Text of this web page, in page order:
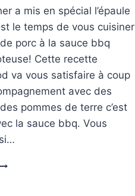
a mis en spécial l’épaule
le temps de vous cuisiner
porc à la sauce bbq
Cette recette
va vous satisfaire à coup
avec des
pommes de terre c’est
la sauce bbq. Vous
ÉPAULE